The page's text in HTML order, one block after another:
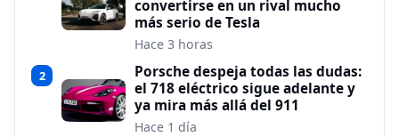
convertirse en un rival mucho
más serio de Tesla
Hace 3 horas
2
Porsche despeja todas las dudas:
el 718 eléctrico sigue adelante y
ya mira más allá del 911
Hace 1 día